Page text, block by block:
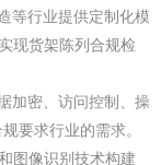
等行业提供定制化模
现货架陈列合规检
加密、访问控制、操
要求行业的需求。
图像识别技术构建